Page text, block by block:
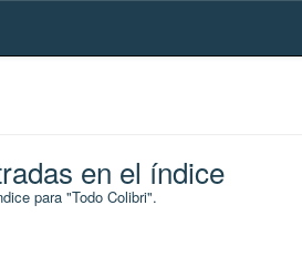
en el índice
para "Todo Colibri".